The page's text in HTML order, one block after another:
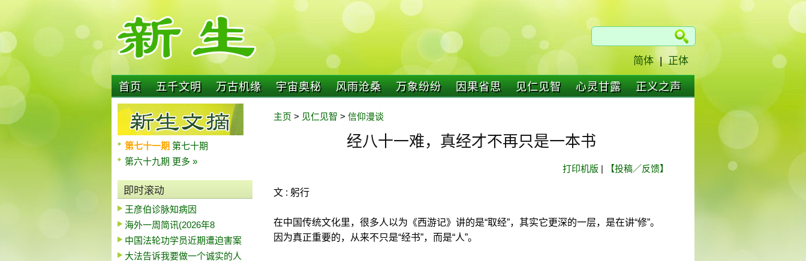
简体 | 正体
首页 五千文明 万古机缘 宇宙奥秘 风雨沧桑 万象纷纷 因果省思 见仁见智 心灵甘露 正义之声
第七十一期 第七十期
第六十九期 更多 »
即时滚动
王彦伯诊脉知病因
海外一周简讯(2026年8
中国法轮功学员近期遭迫害案
大法告诉我要做一个诚实的人
主页 > 见仁见智 > 信仰漫谈
经八十一难，真经才不再只是一本书
打印机版 | 【投稿／反馈】
文 : 躬行
在中国传统文化里，很多人以为《西游记》讲的是“取经”，其实它更深的一层，是在讲“修”。
因为真正重要的，从来不只是“经书”，而是“人”。